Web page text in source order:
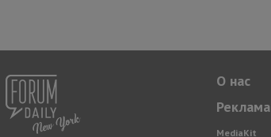
О нас
Реклама
MediaKit